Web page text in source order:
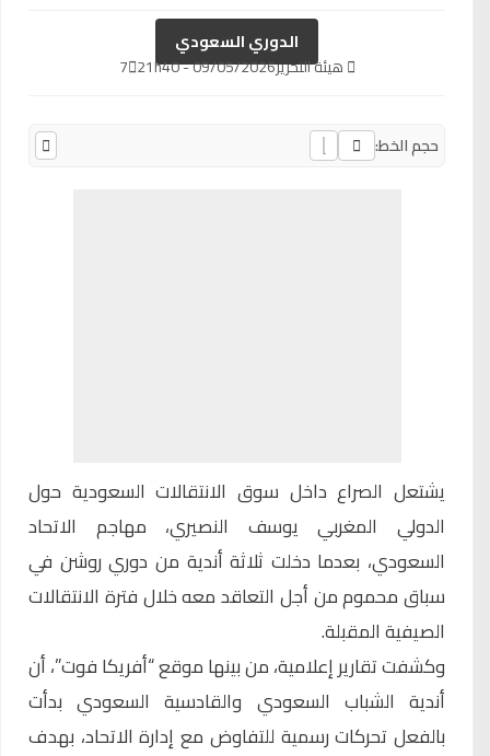
الدوري السعودي
هيئة التحرير09/05/2026 - 21h40
7
حجم الخط:
يشتعل الصراع داخل سوق الانتقالات السعودية حول
الدولي المغربي يوسف النصيري، مهاجم الاتحاد
السعودي، بعدما دخلت ثلاثة أندية من دوري روشن في
سباق محموم من أجل التعاقد معه خلال فترة الانتقالات
الصيفية المقبلة.
وكشفت تقارير إعلامية، من بينها موقع “أفريكا فوت”، أن
أندية الشباب السعودي والقادسية السعودي بدأت
بالفعل تحركات رسمية للتفاوض مع إدارة الاتحاد، بهدف